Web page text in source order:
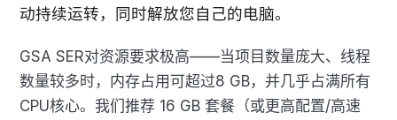
动持续运转，同时解放您自己的电脑。
GSA SER对资源要求极高——当项目数量庞大、线程
数量较多时，内存占用可超过8 GB，并几乎占满所有
CPU核心。我们推荐 16 GB 套餐（或更高配置/高速